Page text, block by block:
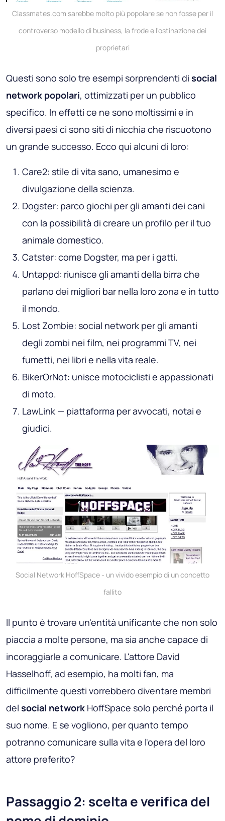
Classmates.com sarebbe molto più popolare se non fosse per il
controverso modello di business, la frode e l'ostinazione dei
proprietari
Questi sono solo tre esempi sorprendenti di social
network popolari, ottimizzati per un pubblico
specifico. In effetti ce ne sono moltissimi e in
diversi paesi ci sono siti di nicchia che riscuotono
un grande successo. Ecco qui alcuni di loro:
Care2: stile di vita sano, umanesimo e
divulgazione della scienza.
Dogster: parco giochi per gli amanti dei cani
con la possibilità di creare un profilo per il tuo
animale domestico.
Catster: come Dogster, ma per i gatti.
Untappd: riunisce gli amanti della birra che
parlano dei migliori bar nella loro zona e in tutto
il mondo.
Lost Zombie: social network per gli amanti
degli zombi nei film, nei programmi TV, nei
fumetti, nei libri e nella vita reale.
BikerOrNot: unisce motociclisti e appassionati
di moto.
LawLink — piattaforma per avvocati, notai e
giudici.
Social Network HoffSpace - un vivido esempio di un concetto
fallito
Il punto è trovare un'entità unificante che non solo
piaccia a molte persone, ma sia anche capace di
incoraggiarle a comunicare. L'attore David
Hasselhoff, ad esempio, ha molti fan, ma
difficilmente questi vorrebbero diventare membri
del social network HoffSpace solo perché porta il
suo nome. E se vogliono, per quanto tempo
potranno comunicare sulla vita e l'opera del loro
attore preferito?
Passaggio 2: scelta e verifica del